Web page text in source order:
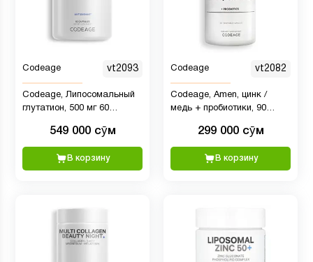
Codeage vt2093
Codeage, Липосомальный
глутатион, 500 мг 60
549 000 сӯм
В корзину
Codeage vt2082
Codeage, Amen, цинк /
медь + пробиотики, 90
299 000 сӯм
В корзину